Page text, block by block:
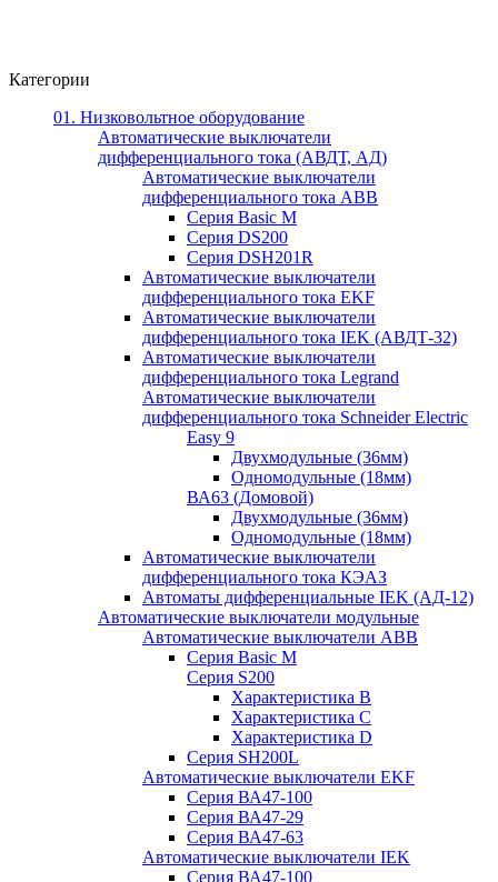
Категории
01. Низковольтное оборудование
Автоматические выключатели
дифференциального тока (АВДТ, АД)
Автоматические выключатели
дифференциального тока ABB
Серия Basic M
Серия DS200
Серия DSH201R
Автоматические выключатели
дифференциального тока EKF
Автоматические выключатели
дифференциального тока IEK (АВДТ-32)
Автоматические выключатели
дифференциального тока Legrand
Автоматические выключатели
дифференциального тока Schneider Electric
Easy 9
Двухмодульные (36мм)
Одномодульные (18мм)
ВА63 (Домовой)
Двухмодульные (36мм)
Одномодульные (18мм)
Автоматические выключатели
дифференциального тока КЭАЗ
Автоматы дифференциальные IEK (АД-12)
Автоматические выключатели модульные
Автоматические выключатели ABB
Серия Basic M
Серия S200
Характеристика B
Характеристика C
Характеристика D
Серия SH200L
Автоматические выключатели EKF
Серия ВА47-100
Серия ВА47-29
Серия ВА47-63
Автоматические выключатели IEK
Серия ВА47-100